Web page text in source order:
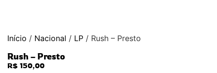
Início / Nacional / LP / Rush – Presto
Rush – Presto
R$ 150,00